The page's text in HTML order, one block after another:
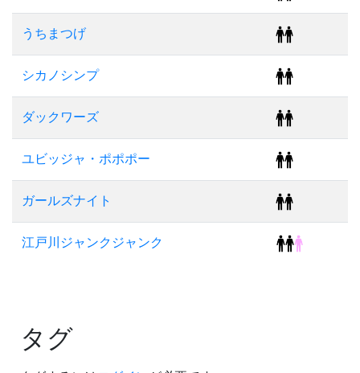
うちまつげ
シカノシンプ
ダックワーズ
ユビッジャ・ポポポー
ガールズナイト
江戸川ジャンクジャンク
タグ